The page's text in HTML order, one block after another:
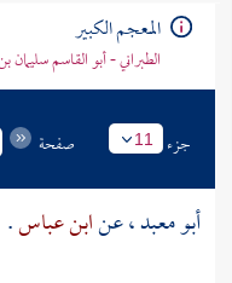
المعجم الكبير
الطبراني - أبو القاسم
جزء 11 صفحة
أبو معبد، عنابن عباس.